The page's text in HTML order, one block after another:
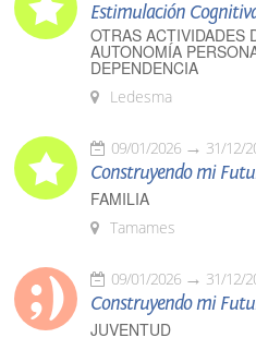
Estimulación
OTRAS ACTIVIDADES
AUTONOMÍA
DEPENDENCIA
Ledesma
09/01/2026 31/12/
Construyendo mi
FAMILIA
Tamames
09/01/2026 31/12/
Construyendo mi
JUVENTUD